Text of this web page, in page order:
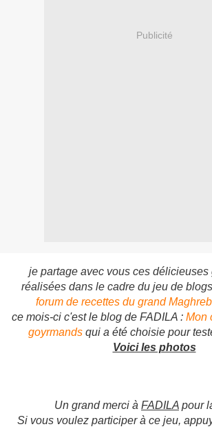
Publicité
je partage avec vous ces délicieuses
réalisées dans le cadre du jeu de
forum de recettes du grand
ce mois-ci c'est le blog de FADILA : Mon
goyrmands qui a été choisie pour
Voici les photos
Un grand merci à FADILA pour
Si vous voulez participer à ce jeu,